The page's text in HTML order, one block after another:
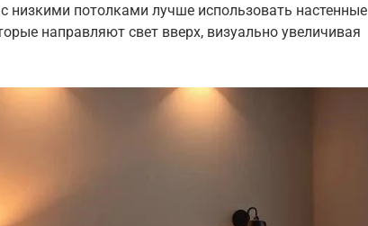
низкими потолками лучше использовать настенные
направляют свет вверх, визуально увеличивая